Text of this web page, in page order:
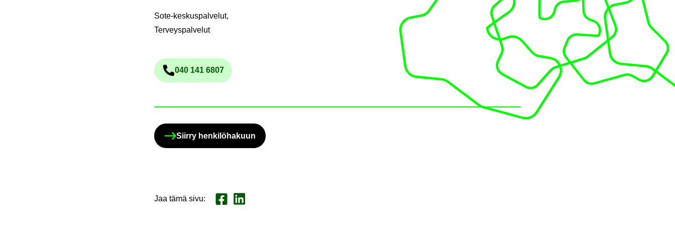
Sote-keskuspalvelut,
Terveyspalvelut
Pu­he­lin­nu­me­ro
040 141 6807
Siir­ry hen­ki­lö­ha­kuun
Jaa tämä sivu: Jaa Face­book
Jaa Lin­ke­dI­nis­sä